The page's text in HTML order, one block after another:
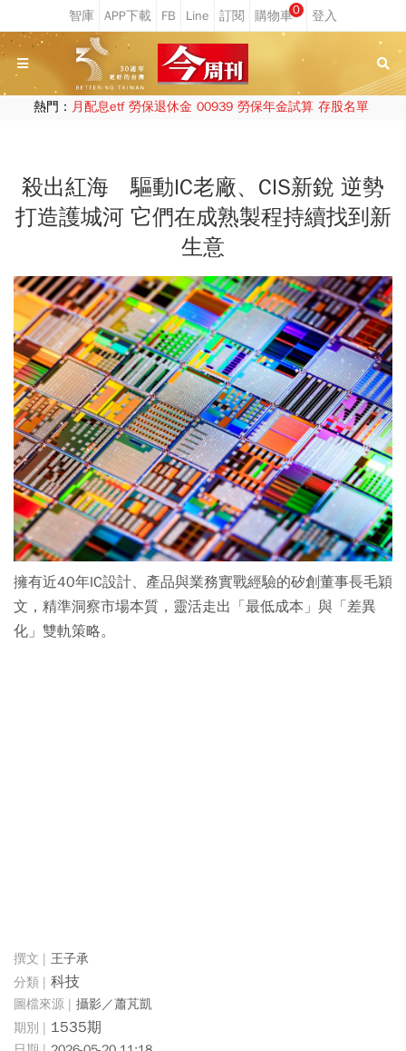
0
熱門： 月配息etf 勞保退休金 00939 勞保年金試算 存股名單
殺出紅海 驅動IC老廠、CIS新銳 逆勢
打造護城河 它們在成熟製程持續找到新
生意
擁有近40年IC設計、產品與業務實戰經驗的矽創董事長毛穎
文，精準洞察市場本質，靈活走出「最低成本」與「差異
化」雙軌策略。
王子承
科技
攝影／蕭芃凱
1535期